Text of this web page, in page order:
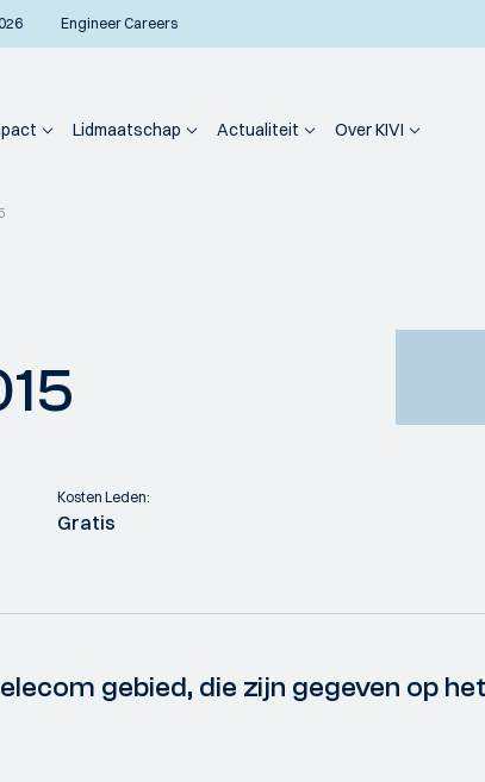
Engineer Careers
Lidmaatschap Actualiteit Over KIVI
Kosten Leden:
Gratis
gebied, die zijn gegeven op